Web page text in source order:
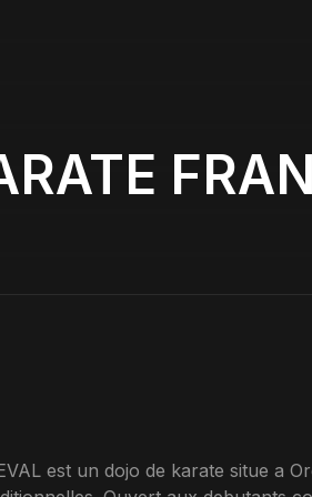
est un dojo de karate situe a